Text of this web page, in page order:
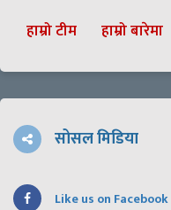
हाम्रो टीम हाम्रो बारेमा
सोसल मिडिया
Like us on Facebook